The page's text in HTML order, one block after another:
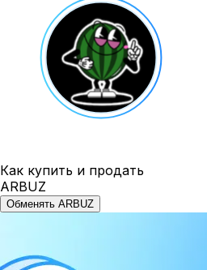
Как купить и продать
ARBUZ
Обменять ARBUZ